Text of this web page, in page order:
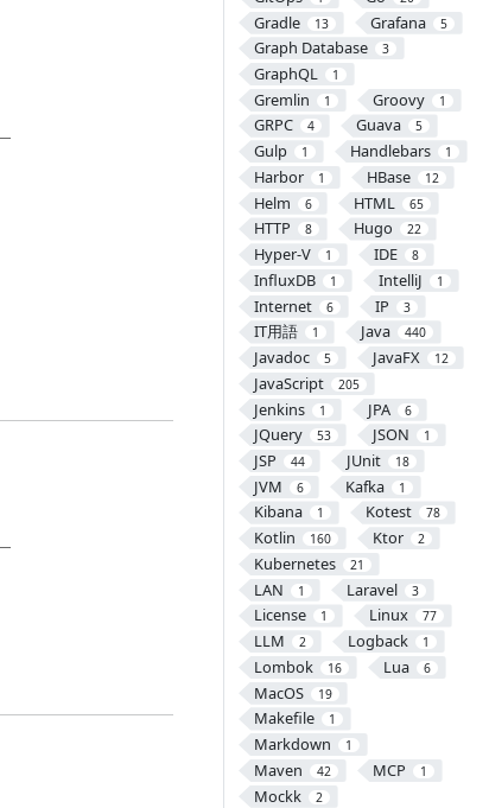
Gradle 13 Grafana 5
Graph Database 3
GraphQL 1
Gremlin 1 Groovy 1
GRPC 4 Guava 5
Gulp 1 Handlebars 1
Harbor 1 HBase 12
Helm 6 HTML 65
HTTP 8 Hugo 22
Hyper-V 1 IDE 8
InfluxDB 1 IntelliJ 1
Internet 6 IP 3
IT用語 1 Java 440
Javadoc 5 JavaFX 12
JavaScript 205
Jenkins 1 JPA 6
JQuery 53 JSON 1
JSP 44 JUnit 18
JVM 6 Kafka 1
Kibana 1 Kotest 78
Kotlin 160 Ktor 2
Kubernetes 21
LAN 1 Laravel 3
License 1 Linux 77
LLM 2 Logback 1
Lombok 16 Lua 6
MacOS 19
Makefile 1
Markdown 1
Maven 42 MCP 1
Mockk 2